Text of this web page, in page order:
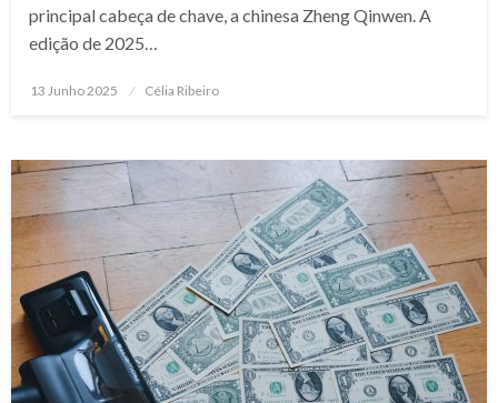
principal cabeça de chave, a chinesa Zheng Qinwen. A
edição de 2025…
Posted
13 Junho 2025 Célia Ribeiro